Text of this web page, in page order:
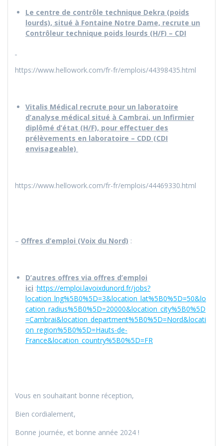
Le centre de contrôle technique Dekra (poids
lourds), situé à Fontaine Notre Dame, recrute un
Contrôleur technique poids lourds (H/F) – CDI
https://www.hellowork.com/fr-fr/emplois/44398435.html
Vitalis Médical recrute pour un laboratoire
d’analyse médical situé à Cambrai, un Infirmier
diplômé d’état (H/F), pour effectuer des
prélèvements en laboratoire – CDD (CDI
envisageable)
https://www.hellowork.com/fr-fr/emplois/44469330.html
– Offres d’emploi (Voix du Nord) :
D’autres offres via offres d’emploi
ici :https://emploi.lavoixdunord.fr/jobs?
location_lng%5B0%5D=3&location_lat%5B0%5D=50&lo
cation_radius%5B0%5D=20000&location_city%5B0%5D
=Cambrai&location_department%5B0%5D=Nord&locati
on_region%5B0%5D=Hauts-de-
France&location_country%5B0%5D=FR
Vous en souhaitant bonne réception,
Bien cordialement,
Bonne journée, et bonne année 2024 !